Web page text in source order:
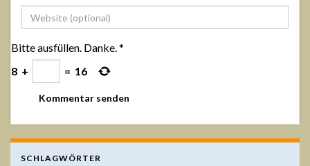
Bitte ausfüllen. Danke.*
8 + = 16
SCHLAGWÖRTER